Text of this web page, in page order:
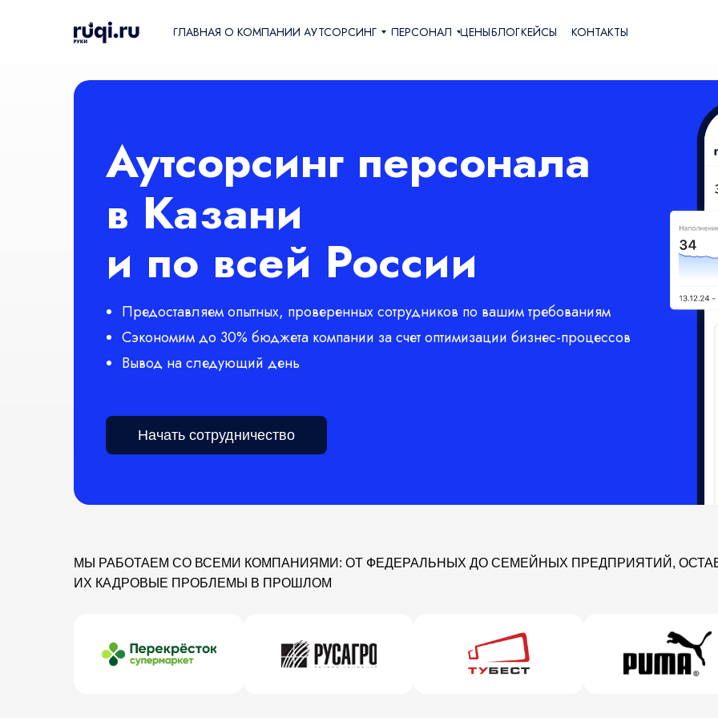
ГЛАВНАЯ О КОМПАНИИ АУТСОРСИНГ ПЕРСОНАЛ ЦЕНЫБЛОГКЕЙСЫ КОНТАКТЫ
Аутсорсинг персонала
в Казани
и по всей России
Предоставляем опытных, проверенных сотрудников по вашим требованиям
Сэкономим до 30% бюджета компании за счет оптимизации бизнес-процессов
Вывод на следующий день
Начать сотрудничество
МЫ РАБОТАЕМ СО ВСЕМИ КОМПАНИЯМИ: ОТ ФЕДЕРАЛЬНЫХ ДО СЕМЕЙНЫХ ПРЕДПРИЯТИЙ,
ИХ КАДРОВЫЕ ПРОБЛЕМЫ В ПРОШЛОМ